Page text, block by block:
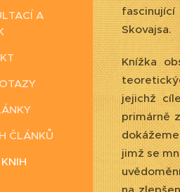
A
ČLÁNKŮ
Skovajsa.
Knížka
jejichž
primárně
jimž se